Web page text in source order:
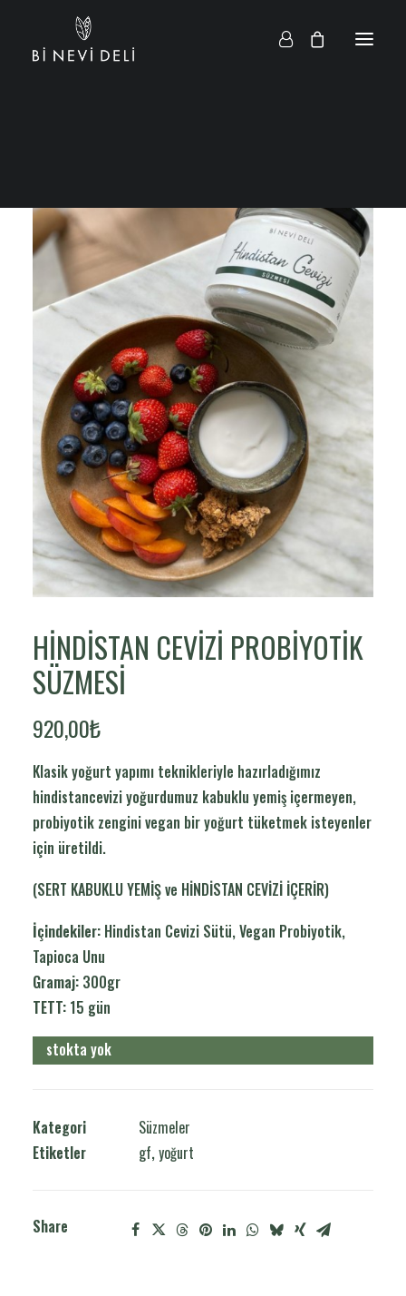
HINDISTAN CEVIZI PROBIYOTIK
SÜZMESI
920,00₺
Klasik yoğurt yapımı teknikleriyle hazırladığımız
hindistancevizi yoğurdumuz kabuklu yemiş içermeyen,
probiyotik zengini vegan bir yoğurt tüketmek isteyenler
için üretildi.
(SERT KABUKLU YEMİŞ ve HİNDİSTAN CEVİZİ İÇERİR)
İçindekiler: Hindistan Cevizi Sütü, Vegan Probiyotik,
Tapioca Unu
Gramaj: 300gr
TETT: 15 gün
stokta yok
Kategori
Süzmeler
Etiketler
gf,yoğurt
Share